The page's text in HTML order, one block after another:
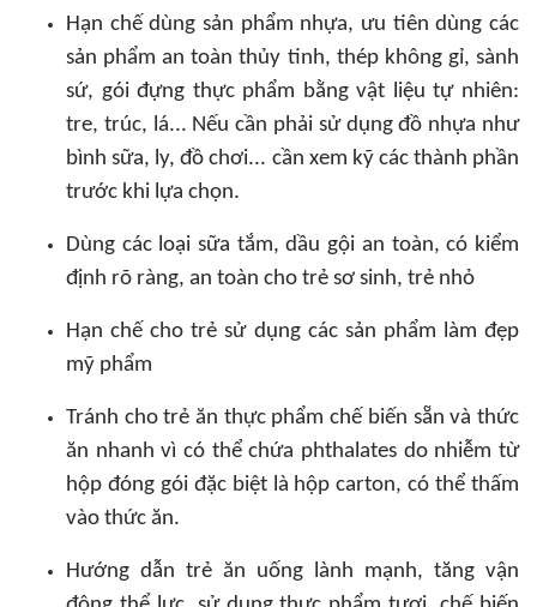
Hạn chế dùng sản phẩm nhựa, ưu tiên dùng các
sản phẩm an toàn thủy tinh, thép không gỉ, sành
sứ, gói đựng thực phẩm bằng vật liệu tự nhiên:
tre, trúc, lá... Nếu cần phải sử dụng đồ nhựa như
bình sữa, ly, đồ chơi... cần xem kỹ các thành phần
trước khi lựa chọn.
Dùng các loại sữa tắm, dầu gội an toàn, có kiểm
định rõ ràng, an toàn cho trẻ sơ sinh, trẻ nhỏ
Hạn chế cho trẻ sử dụng các sản phẩm làm đẹp
mỹ phẩm
Tránh cho trẻ ăn thực phẩm chế biến sẵn và thức
ăn nhanh vì có thể chứa phthalates do nhiễm từ
hộp đóng gói đặc biệt là hộp carton, có thể thấm
vào thức ăn.
Hướng dẫn trẻ ăn uống lành mạnh, tăng vận